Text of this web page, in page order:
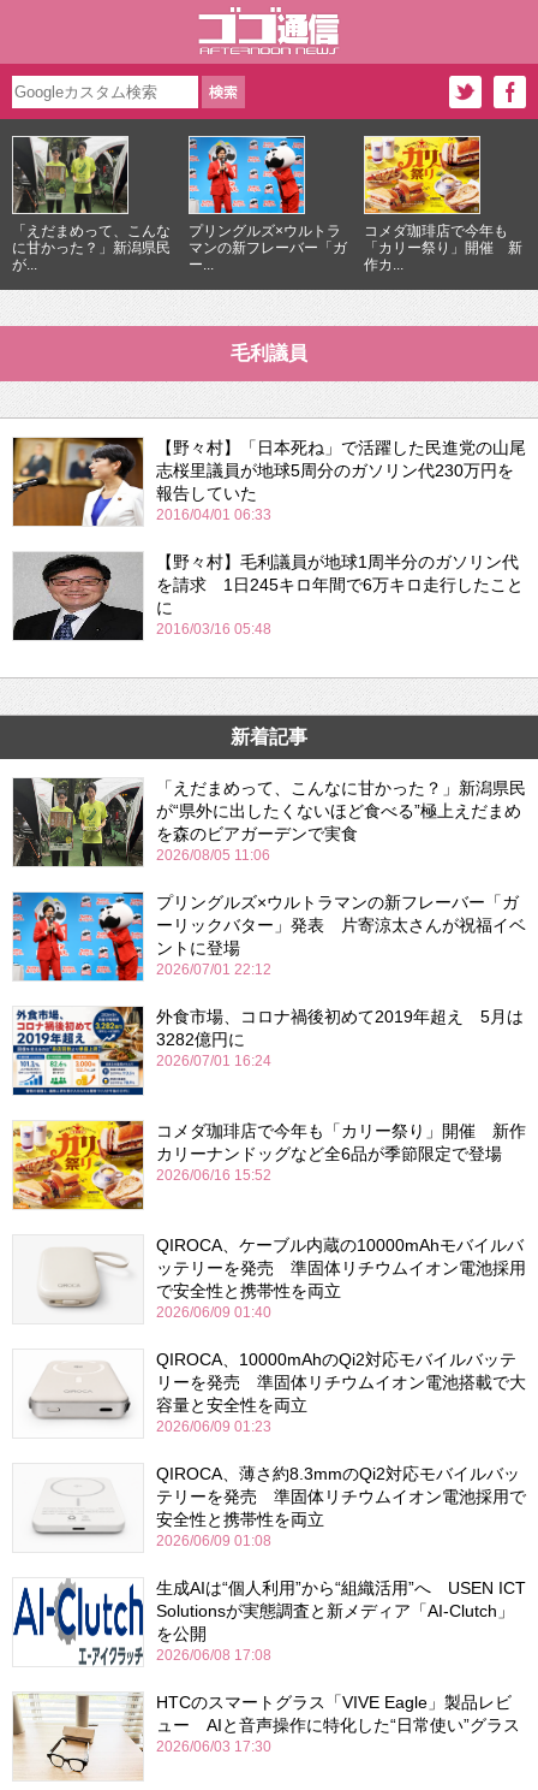
「えだまめって、こんな
に甘かった？」新潟県民
が...
プリングルズ×ウルトラ
マンの新フレーバー「ガ
ー...
コメダ珈琲店で今年も
「カリー祭り」開催 新
作カ...
毛利議員
【野々村】「日本死ね」で活躍した民進党の山尾
志桜里議員が地球5周分のガソリン代230万円を
報告していた
2016/04/01 06:33
【野々村】毛利議員が地球1周半分のガソリン代
を請求 1日245キロ年間で6万キロ走行したこと
に
2016/03/16 05:48
新着記事
「えだまめって、こんなに甘かった？」新潟県民
が“県外に出したくないほど食べる”極上えだまめ
を森のビアガーデンで実食
2026/08/05 11:06
プリングルズ×ウルトラマンの新フレーバー「ガ
ーリックバター」発表 片寄涼太さんが祝福イベ
ントに登場
2026/07/01 22:12
外食市場、コロナ禍後初めて2019年超え 5月は
3282億円に
2026/07/01 16:24
コメダ珈琲店で今年も「カリー祭り」開催 新作
カリーナンドッグなど全6品が季節限定で登場
2026/06/16 15:52
QIROCA、ケーブル内蔵の10000mAhモバイルバ
ッテリーを発売 準固体リチウムイオン電池採用
で安全性と携帯性を両立
2026/06/09 01:40
QIROCA、10000mAhのQi2対応モバイルバッテ
リーを発売 準固体リチウムイオン電池搭載で大
容量と安全性を両立
2026/06/09 01:23
QIROCA、薄さ約8.3mmのQi2対応モバイルバッ
テリーを発売 準固体リチウムイオン電池採用で
安全性と携帯性を両立
2026/06/09 01:08
生成AIは“個人利用”から“組織活用”へ USEN ICT
Solutionsが実態調査と新メディア「AI-Clutch」
を公開
2026/06/08 17:08
HTCのスマートグラス「VIVE Eagle」製品レビ
ュー AIと音声操作に特化した“日常使い”グラス
2026/06/03 17:30